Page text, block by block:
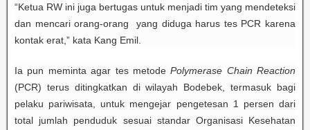
“Ketua RW ini juga bertugas untuk menjadi tim yang mendeteksi
dan mencari orang-orang yang diduga harus tes PCR karena
kontak erat,” kata Kang Emil.
Ia pun meminta agar tes metodePolymerase Chain Reaction
(PCR) terus ditingkatkan di wilayah Bodebek, termasuk bagi
pelaku pariwisata, untuk mengejar pengetesan 1 persen dari
total jumlah penduduk sesuai standar Organisasi Kesehatan